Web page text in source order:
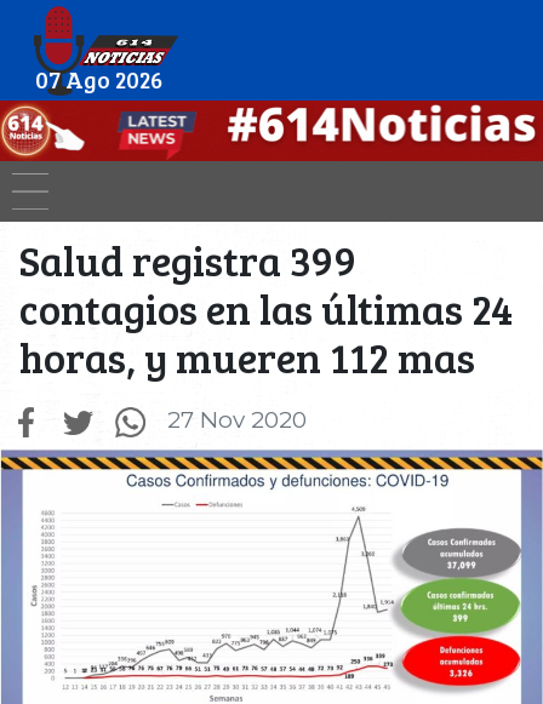
07 Ago 2026
Salud registra 399
contagios en las últimas 24
horas, y mueren 112 mas
27 Nov 2020